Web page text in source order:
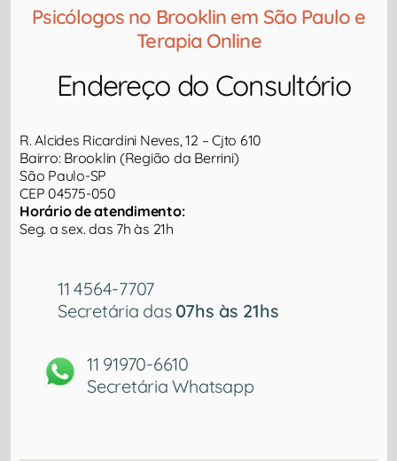
Psicólogos no Brooklin em São Paulo e
Terapia Online
Endereço do Consultório​
R. Alcides Ricardini Neves, 12 – Cjto 610
Bairro: Brooklin (Região da Berrini)
São Paulo-SP
CEP 04575-050
Horário de atendimento:
Seg. a sex. das 7h às 21h
11 4564-7707
Secretária das 07hs às 21hs
11 91970-6610
Secretária Whatsapp